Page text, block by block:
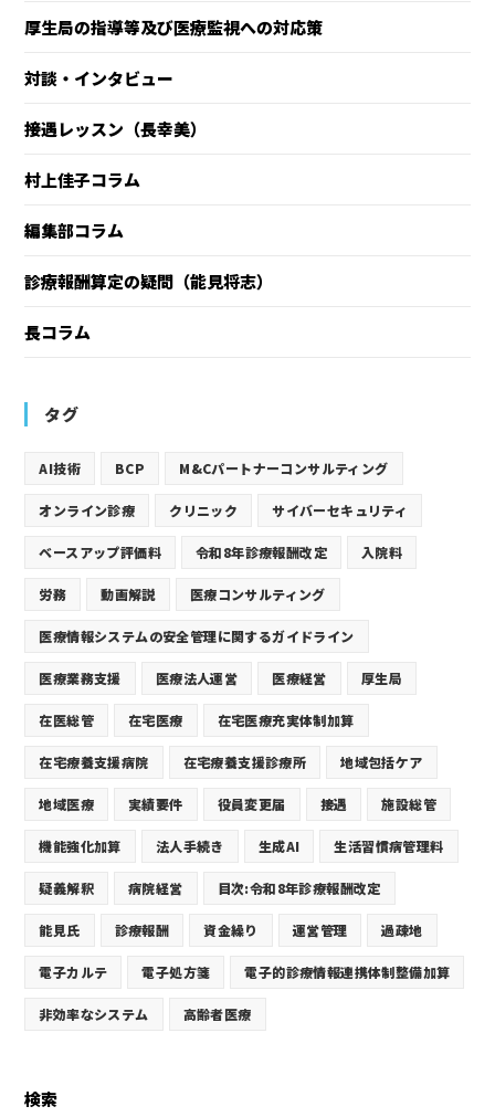
厚生局の指導等及び医療監視への対応策
対談・インタビュー
接遇レッスン（長幸美）
村上佳子コラム
編集部コラム
診療報酬算定の疑問（能見将志）
長コラム
タグ
AI技術 BCP M&Cパートナーコンサルティング
オンライン診療 クリニック サイバーセキュリティ
ベースアップ評価料 令和8年診療報酬改定 入院料
労務 動画解説 医療コンサルティング
医療情報システムの安全管理に関するガイドライン
医療業務支援 医療法人運営 医療経営 厚生局
在医総管 在宅医療 在宅医療充実体制加算
在宅療養支援病院 在宅療養支援診療所 地域包括ケア
地域医療 実績要件 役員変更届 接遇 施設総管
機能強化加算 法人手続き 生成AI 生活習慣病管理料
疑義解釈 病院経営 目次:令和8年診療報酬改定
能見氏 診療報酬 資金繰り 運営管理 過疎地
電子カルテ 電子処方箋 電子的診療情報連携体制整備加算
非効率なシステム 高齢者医療
検索